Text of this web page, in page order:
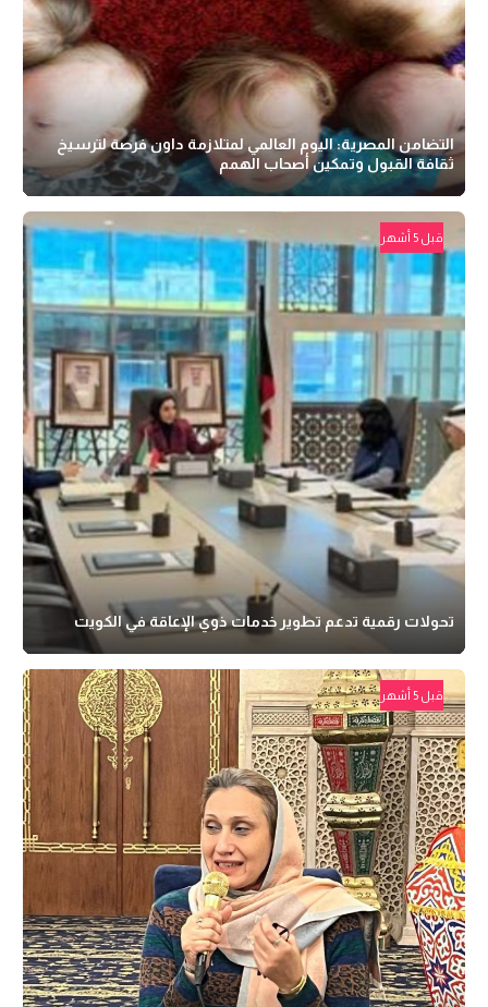
التضامن المصرية: اليوم العالمي لمتلازمة داون فرصة لترسيخ
ثقافة القبول وتمكين أصحاب الهمم
قبل 5 أشهر
تحولات رقمية تدعم تطوير خدمات ذوي الإعاقة في الكويت
قبل 5 أشهر